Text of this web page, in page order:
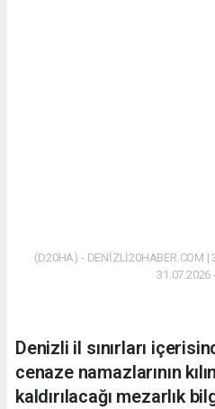
(D20HA) - DENİZLİ20HABER.COM
31.07.2026
Denizli il sınırları
cenaze namazlarının
kaldırılacağı mezarlık